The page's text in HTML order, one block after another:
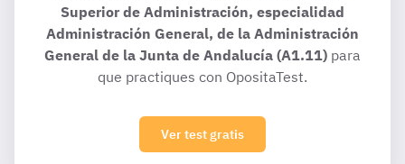
Superior de Administración, especialidad
Administración General, de la Administración
General de la Junta de Andalucía (A1.11) para
que practiques con OpositaTest.
Ver test gratis